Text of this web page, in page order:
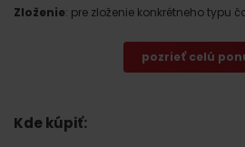
Zloženie: pre zloženie konkrétneho typu
pozrieť celú
Kde kúpiť: